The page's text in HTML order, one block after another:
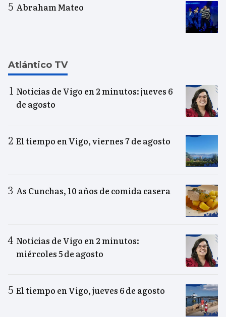
Abraham Mateo
Atlántico TV
Noticias de Vigo en 2 minutos: jueves 6
de agosto
El tiempo en Vigo, viernes 7 de agosto
As Cunchas, 10 años de comida casera
Noticias de Vigo en 2 minutos:
miércoles 5 de agosto
El tiempo en Vigo, jueves 6 de agosto